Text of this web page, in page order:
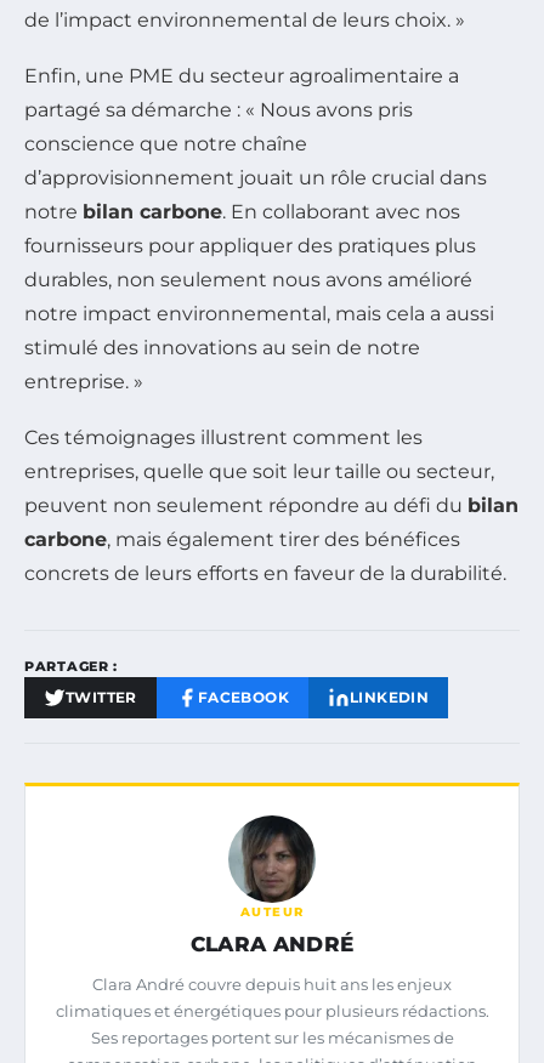
de l’impact environnemental de leurs choix. »
Enfin, une PME du secteur agroalimentaire a
partagé sa démarche : « Nous avons pris
conscience que notre chaîne
d’approvisionnement jouait un rôle crucial dans
notre bilan carbone. En collaborant avec nos
fournisseurs pour appliquer des pratiques plus
durables, non seulement nous avons amélioré
notre impact environnemental, mais cela a aussi
stimulé des innovations au sein de notre
entreprise. »
Ces témoignages illustrent comment les
entreprises, quelle que soit leur taille ou secteur,
peuvent non seulement répondre au défi du bilan
carbone, mais également tirer des bénéfices
concrets de leurs efforts en faveur de la durabilité.
PARTAGER :
TWITTER FACEBOOK LINKEDIN
AUTEUR
CLARA ANDRÉ
Clara André couvre depuis huit ans les enjeux
climatiques et énergétiques pour plusieurs rédactions.
Ses reportages portent sur les mécanismes de